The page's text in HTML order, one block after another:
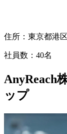
住所： 東京都港
社員数： 40名
AnyReach
ップ